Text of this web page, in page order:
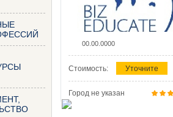
00.00.0000
Стоимость: Уточните
Город не указан